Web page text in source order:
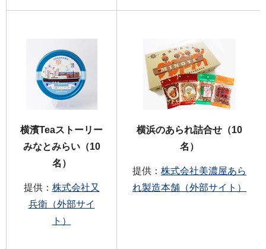
横濱Teaストーリー
みなとみらい（10
名）
提供： 株式会社又
兵衛（外部サイ
ト）
横浜のあられ詰合せ（10
名）
提供： 株式会社美濃屋あら
れ製造本舗（外部サイト）